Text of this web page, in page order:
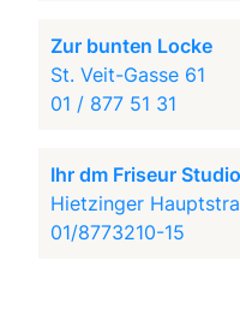
Zur bunten Locke
St. Veit-Gasse 61
01 / 877 51 31
Ihr dm Friseur Studio
Hietzinger
01/8773210-15